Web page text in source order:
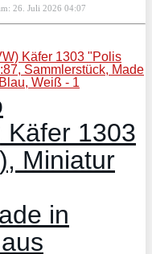
26. Juli 2026 04:07
Käfer 1303
Miniatur
in